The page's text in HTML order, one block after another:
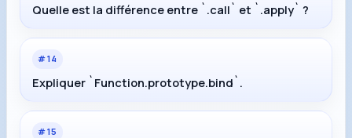
Quelle est la différence entre `.call` et `.apply` ?
#14
Expliquer `Function.prototype.bind`.
#15